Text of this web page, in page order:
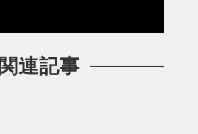
関連記事